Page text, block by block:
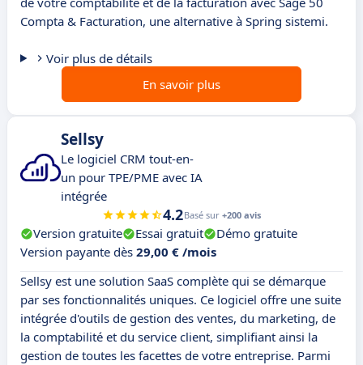
Compta & Facturation, une alternative à Spring sistemi.
Voir plus de détails
En savoir plus
Sellsy
Le logiciel CRM tout-en-
un pour TPE/PME avec IA
intégrée
4.2Basé sur +200 avis
Version gratuite Essai gratuit
Démo gratuite
Version payante dès 29,00 € /mois
Sellsy est une solution SaaS complète qui se démarque
par ses fonctionnalités uniques. Ce logiciel offre une suite
intégrée d'outils de gestion des ventes, du marketing, de
la comptabilité et du service client, simplifiant ainsi la
gestion de toutes les facettes de votre entreprise. Parmi